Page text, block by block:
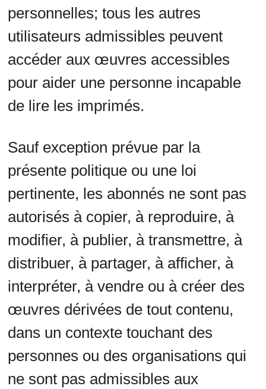
personnelles; tous les autres
utilisateurs admissibles peuvent
accéder aux œuvres accessibles
pour aider une personne incapable
de lire les imprimés.
Sauf exception prévue par la
présente politique ou une loi
pertinente, les abonnés ne sont pas
autorisés à copier, à reproduire, à
modifier, à publier, à transmettre, à
distribuer, à partager, à afficher, à
interpréter, à vendre ou à créer des
œuvres dérivées de tout contenu,
dans un contexte touchant des
personnes ou des organisations qui
ne sont pas admissibles aux